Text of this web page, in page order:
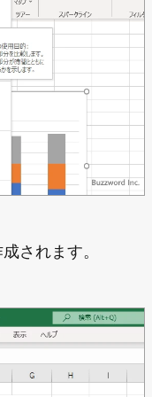
されます。